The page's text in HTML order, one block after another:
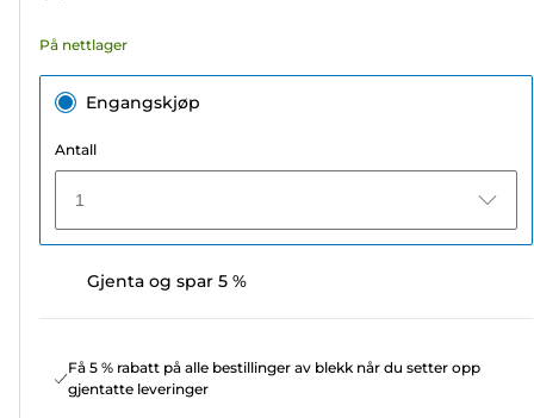
På nettlager
Engangskjøp
Antall
1
Gjenta og spar 5 %
Få 5 % rabatt på alle bestillinger av blekk når du setter opp
gjentatte leveringer